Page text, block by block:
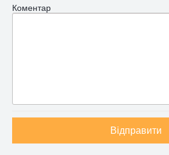
Коментар
Відправити